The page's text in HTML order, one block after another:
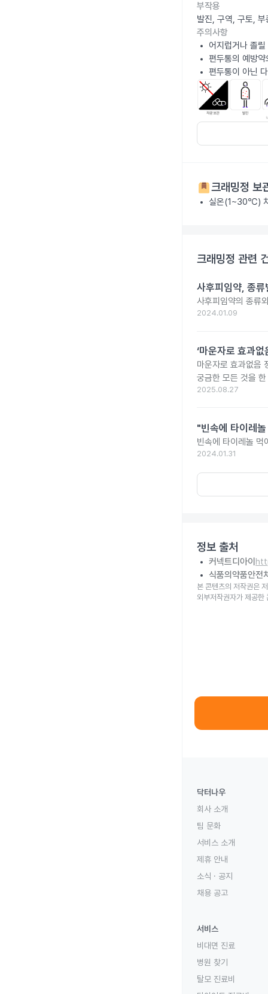
부작용
발진, 구역, 구토,
주의사항
어지럽거나 졸
편두통의 예방
편두통이 아닌
크래밍정 보
실온(1~30℃)
크래밍정 관련
사후피임약, 종
사후피임약의 종류
2024.01.09
‘마운자로 효과
마운자로 효과없음
궁금한 모든 것을
2025.08.27
"빈속에 타이레
빈속에 타이레놀 먹
2024.01.31
정보 출처
커넥트디아이
식품의약품안전
본 콘텐츠의 저작권은
외부저작권자가 제공한
닥터나우
회사 소개
팀 문화
서비스 소개
제휴 안내
소식 · 공지
채용 공고
서비스
비대면 진료
병원 찾기
탈모 진료비